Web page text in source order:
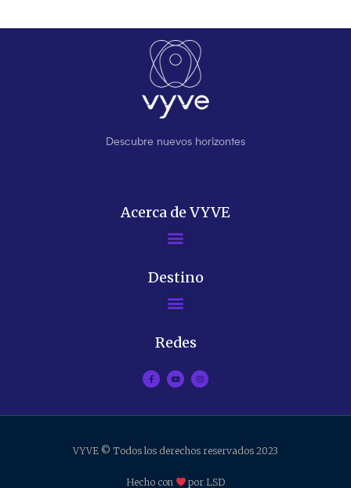
Descubre nuevos horizontes
Acerca de VYVE
Destino
Redes
VYVE © Todos los derechos reservados 2023
Hecho con por LSD